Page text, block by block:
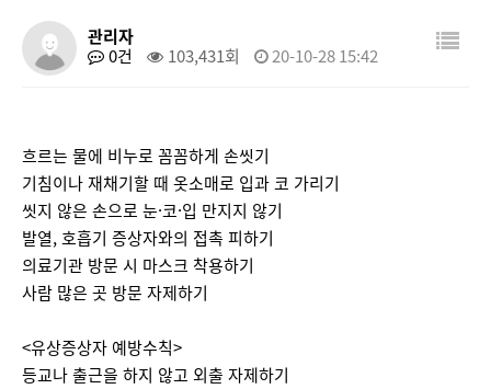
관리자
0건
103,431회 20-10-28 15:42
흐르는 물에 비누로 꼼꼼하게 손씻기
기침이나 재채기할 때 옷소매로 입과 코 가리기
씻지 않은 손으로 눈·코·입 만지지 않기
발열, 호흡기 증상자와의 접촉 피하기
의료기관 방문 시 마스크 착용하기
사람 많은 곳 방문 자제하기
<유상증상자 예방수칙>
등교나 출근을 하지 않고 외출 자제하기